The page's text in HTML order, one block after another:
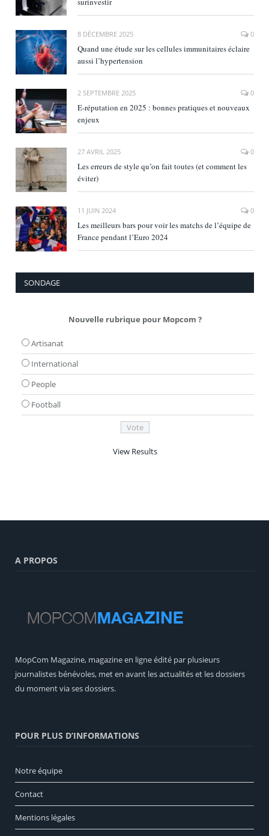
8 DÉCEMBRE 2025 0
Quand une étude sur les cellules immunitaires éclaire
aussi l’hypertension
2 SEPTEMBRE 2025 0
E‑réputation en 2025 : bonnes pratiques et nouveaux
enjeux
27 AVRIL 2025 0
Les erreurs de style qu’on fait toutes (et comment les
éviter)
11 JUIN 2024 0
Les meilleurs bars pour voir les matchs de l’équipe de
France pendant l’Euro 2024
SONDAGE
Nouvelle rubrique pour Mopcom ?
Artisanat
International
People
Football
View Results
A PROPOS
MopCom Magazine, magazine en ligne édité par plusieurs
journalistes bénévoles, met en avant les actualités et les dossiers
du moment via ses dossiers.
POUR PLUS D’INFORMATIONS
Notre équipe
Contact
Mentions légales